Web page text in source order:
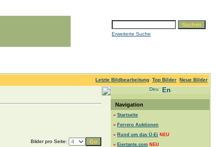
Erweiterte Suche
Letzte Bildbearbeitung Top Bilder Neue Bilder
Bilder pro Seite:
Navigation
» Startseite
» Ferrero Auktionen
» Rund um das Ü-Ei NEU
» Eiertante.com NEU